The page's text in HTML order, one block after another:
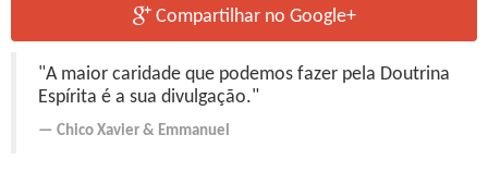
Compartilhar no Google+
"A maior caridade que podemos fazer pela Doutrina
Espírita é a sua divulgação."
Chico Xavier & Emmanuel